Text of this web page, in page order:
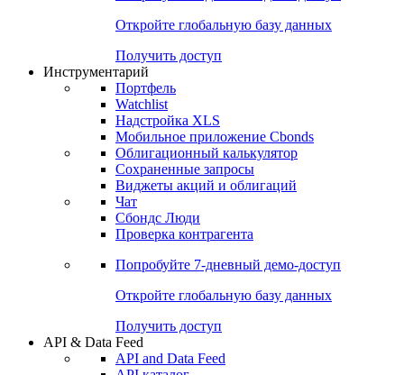
Консенсусы
Попробуйте7-дневный
Откройте глобальную базу данных
Получить доступ
Инструментарий
Портфель
Watchlist
Надстройка XLS
Мобильное приложение Cbonds
Облигационный калькулятор
Сохраненные запросы
Чат
Проверка контрагента
Попробуйте7-дневный
Откройте глобальную базу данных